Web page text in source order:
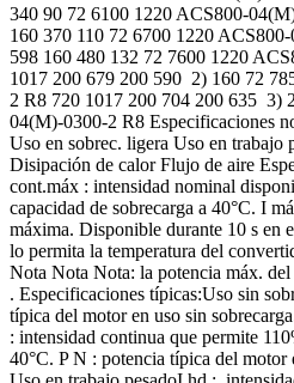
340 90 72 6100 1220 ACS800-
160 370 110 72 6700 1220
598 160 480 132 72 7600 1220
1017 200 679 200 590 2) 160 72
2 R8 720 1017 200 704 200 635 3)
04(M)-0300-2 R8 Especificaciones
Uso en sobrec. ligera Uso en trabajo
Disipación de calor Flujo de aire
cont.máx : intensidad nominal
capacidad de sobrecarga a 40°C. I
máxima. Disponible durante 10 s en
lo permita la temperatura del
Nota Nota Nota: la potencia máx.
. Especificaciones típicas:Uso sin
típica del motor en uso sin
: intensidad continua que permite
40°C. P N : potencia típica del motor